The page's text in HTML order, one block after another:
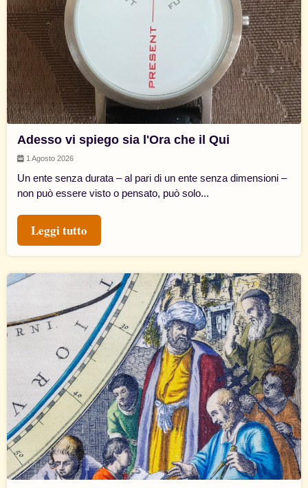
Adesso vi spiego sia l'Ora che il Qui
1 Agosto 2026
Un ente senza durata – al pari di un ente senza dimensioni –
non può essere visto o pensato, può solo...
Leggi tutto